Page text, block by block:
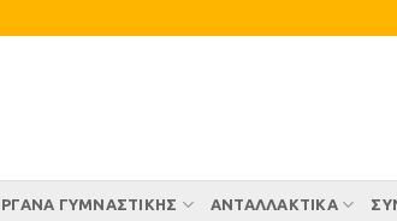
ΓΥΜΝΑΣΤΙΚΗΣ ΑΝΤΑΛΛΑΚΤΙΚΑ